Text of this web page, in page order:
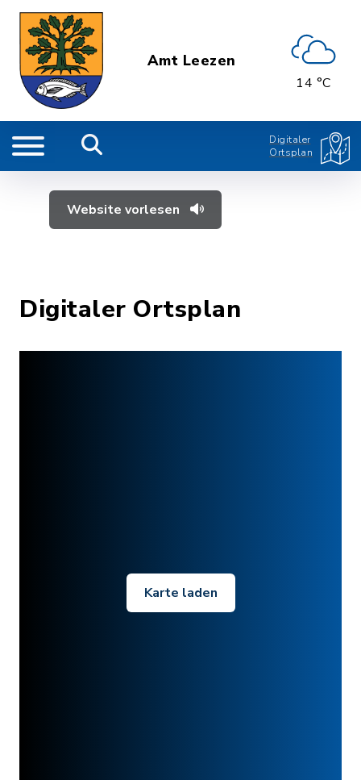
Amt Leezen
14 °C
Digitaler
Ortsplan
Website vorlesen
Digitaler Ortsplan
Karte laden